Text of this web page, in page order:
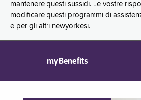
mantenere questi sussidi. Le vostre
modificare questi programmi di
e per gli altri newyorkesi.
myBenefits